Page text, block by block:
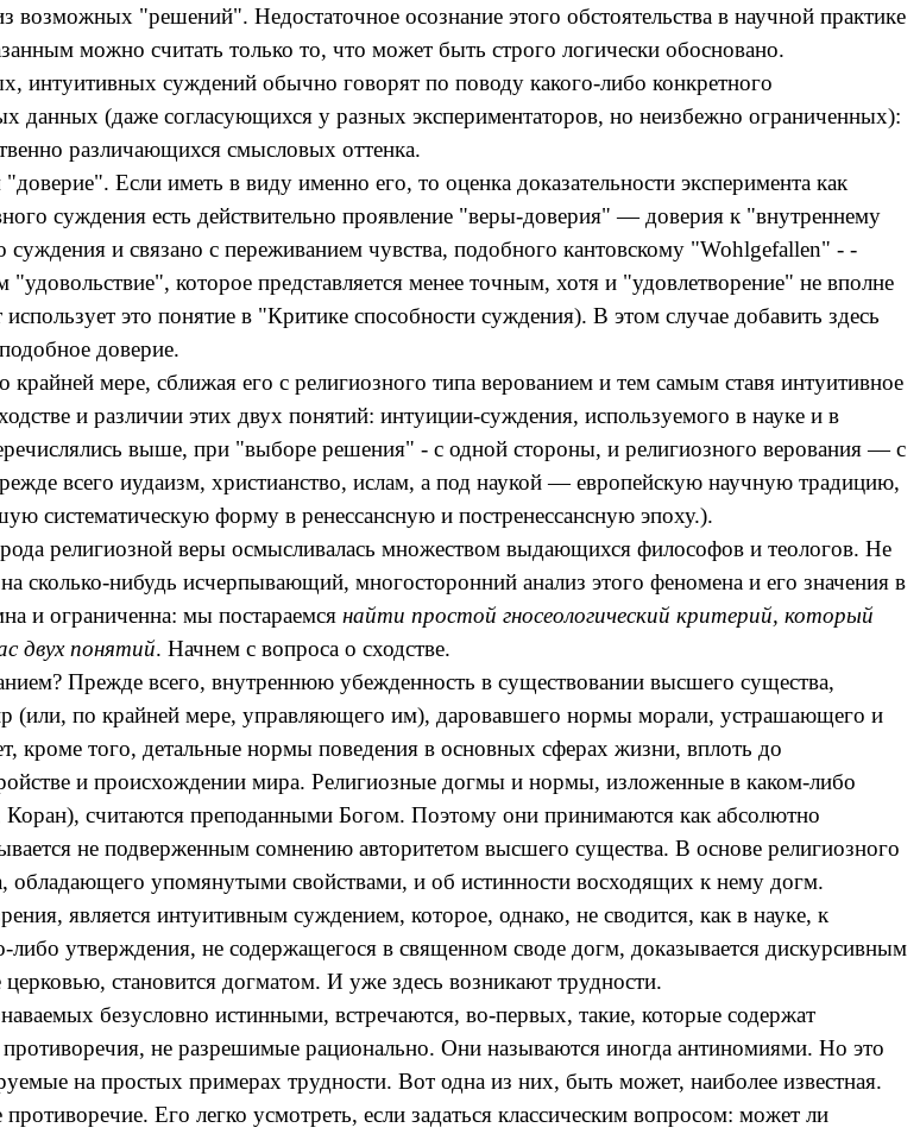
"решений". Недостаточное осознание этого обстоятельства в научной практике
можно считать только то, что может быть строго логически обосновано.
интуитивных суждений обычно говорят по поводу какого-либо конкретного
данных (даже согласующихся у разных экспериментаторов, но неизбежно ограниченных):
различающихся смысловых оттенка.
Если иметь в виду именно его, то оценка доказательности эксперимента как
суждения есть действительно проявление "веры-доверия" — доверия к "внутреннему
и связано с переживанием чувства, подобного кантовскому "Wohlgefallen" - -
которое представляется менее точным, хотя и "удовлетворение" не вполне
это понятие в "Критике способности суждения). В этом случае добавить здесь
доверие.
мере, сближая его с религиозного типа верованием и тем самым ставя интуитивное
и различии этих двух понятий: интуиции-суждения, используемого в науке и в
выше, при "выборе решения" - с одной стороны, и религиозного верования — с
всего иудаизм, христианство, ислам, а под наукой — европейскую научную традицию,
систематическую форму в ренессансную и постренессансную эпоху.).
религиозной веры осмысливалась множеством выдающихся философов и теологов. Не
сколько-нибудь исчерпывающий, многосторонний анализ этого феномена и его значения в
и ограниченна: мы постараемся найти простой гносеологический критерий, который
двух понятий. Начнем с вопроса о сходстве.
Прежде всего, внутреннюю убежденность в существовании высшего существа,
(или, по крайней мере, управляющего им), даровавшего нормы морали, устрашающего и
того, детальные нормы поведения в основных сферах жизни, вплоть до
и происхождении мира. Религиозные догмы и нормы, изложенные в каком-либо
считаются преподанными Богом. Поэтому они принимаются как абсолютно
не подверженным сомнению авторитетом высшего существа. В основе религиозного
обладающего упомянутыми свойствами, и об истинности восходящих к нему догм.
является интуитивным суждением, которое, однако, не сводится, как в науке, к
утверждения, не содержащегося в священном своде догм, доказывается дискурсивным
становится догматом. И уже здесь возникают трудности.
безусловно истинными, встречаются, во-первых, такие, которые содержат
не разрешимые рационально. Они называются иногда антиномиями. Но это
на простых примерах трудности. Вот одна из них, быть может, наиболее известная.
Его легко усмотреть, если задаться классическим вопросом: может ли